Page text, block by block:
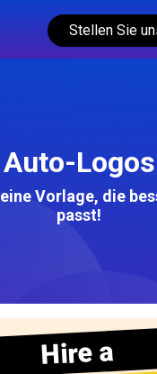
Stellen Sie
Auto-Logos
Vorlage, die
passt!
Hire a